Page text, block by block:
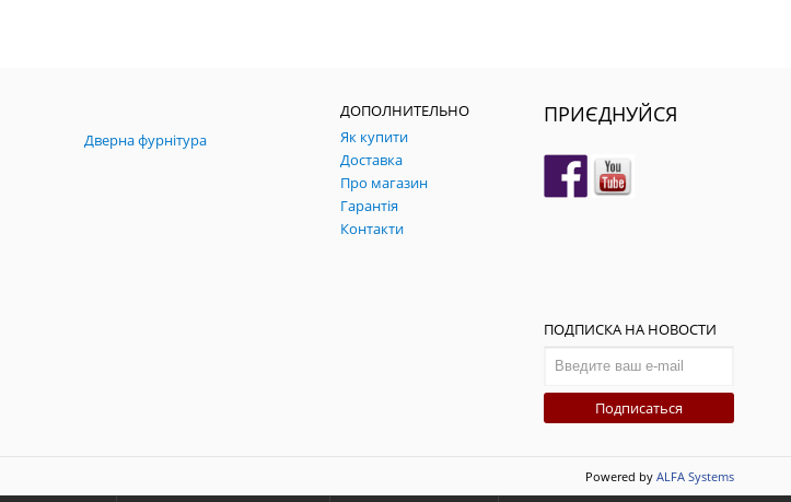
Дверна фурнітура
ДОПОЛНИТЕЛЬНО
Як купити
Доставка
Про магазин
Гарантія
Контакти
ПРИЄДНУЙСЯ
ПОДПИСКА НА НОВОСТИ
Подписаться
Powered by ALFA Systems